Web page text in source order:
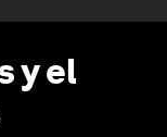
y el